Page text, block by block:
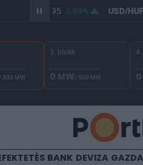
364,95 0,89% USD/HUF
/ 500 MW
3. blokk
0 MW/ 500 MW
BANK DEVIZA